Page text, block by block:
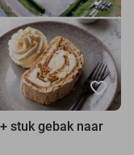
favorite_border
stuk gebak naar